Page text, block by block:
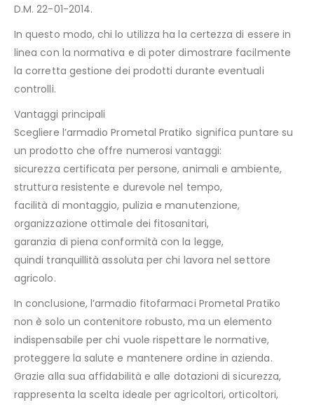
D.M. 22-01-2014.
In questo modo, chi lo utilizza ha la certezza di essere in
linea con la normativa e di poter dimostrare facilmente
la corretta gestione dei prodotti durante eventuali
controlli.
Vantaggi principali
Scegliere l’armadio Prometal Pratiko significa puntare su
un prodotto che offre numerosi vantaggi:
sicurezza certificata per persone, animali e ambiente,
struttura resistente e durevole nel tempo,
facilità di montaggio, pulizia e manutenzione,
organizzazione ottimale dei fitosanitari,
garanzia di piena conformità con la legge,
quindi tranquillità assoluta per chi lavora nel settore
agricolo.
In conclusione, l’armadio fitofarmaci Prometal Pratiko
non è solo un contenitore robusto, ma un elemento
indispensabile per chi vuole rispettare le normative,
proteggere la salute e mantenere ordine in azienda.
Grazie alla sua affidabilità e alle dotazioni di sicurezza,
rappresenta la scelta ideale per agricoltori, orticoltori,